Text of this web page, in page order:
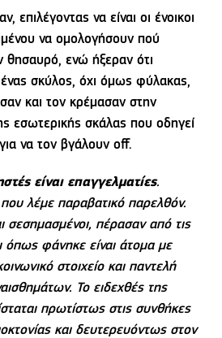
επιλέγοντας να είναι οι ένοικοι
να ομολογήσουν πού
θησαυρό, ενώ ήξεραν ότι
ένας σκύλος, όχι όμως φύλακας,
και τον κρέμασαν στην
εσωτερικής σκάλας που οδηγεί
να τον βγάλουν off.
είναι επαγγελματίες.
λέμε παραβατικό παρελθόν.
σεσημασμένοι, πέρασαν από τις
όπως φάνηκε είναι άτομα με
στοιχείο και παντελή
Το ειδεχθές της
πρωτίστως στις συνθήκες
και δευτερευόντως στον